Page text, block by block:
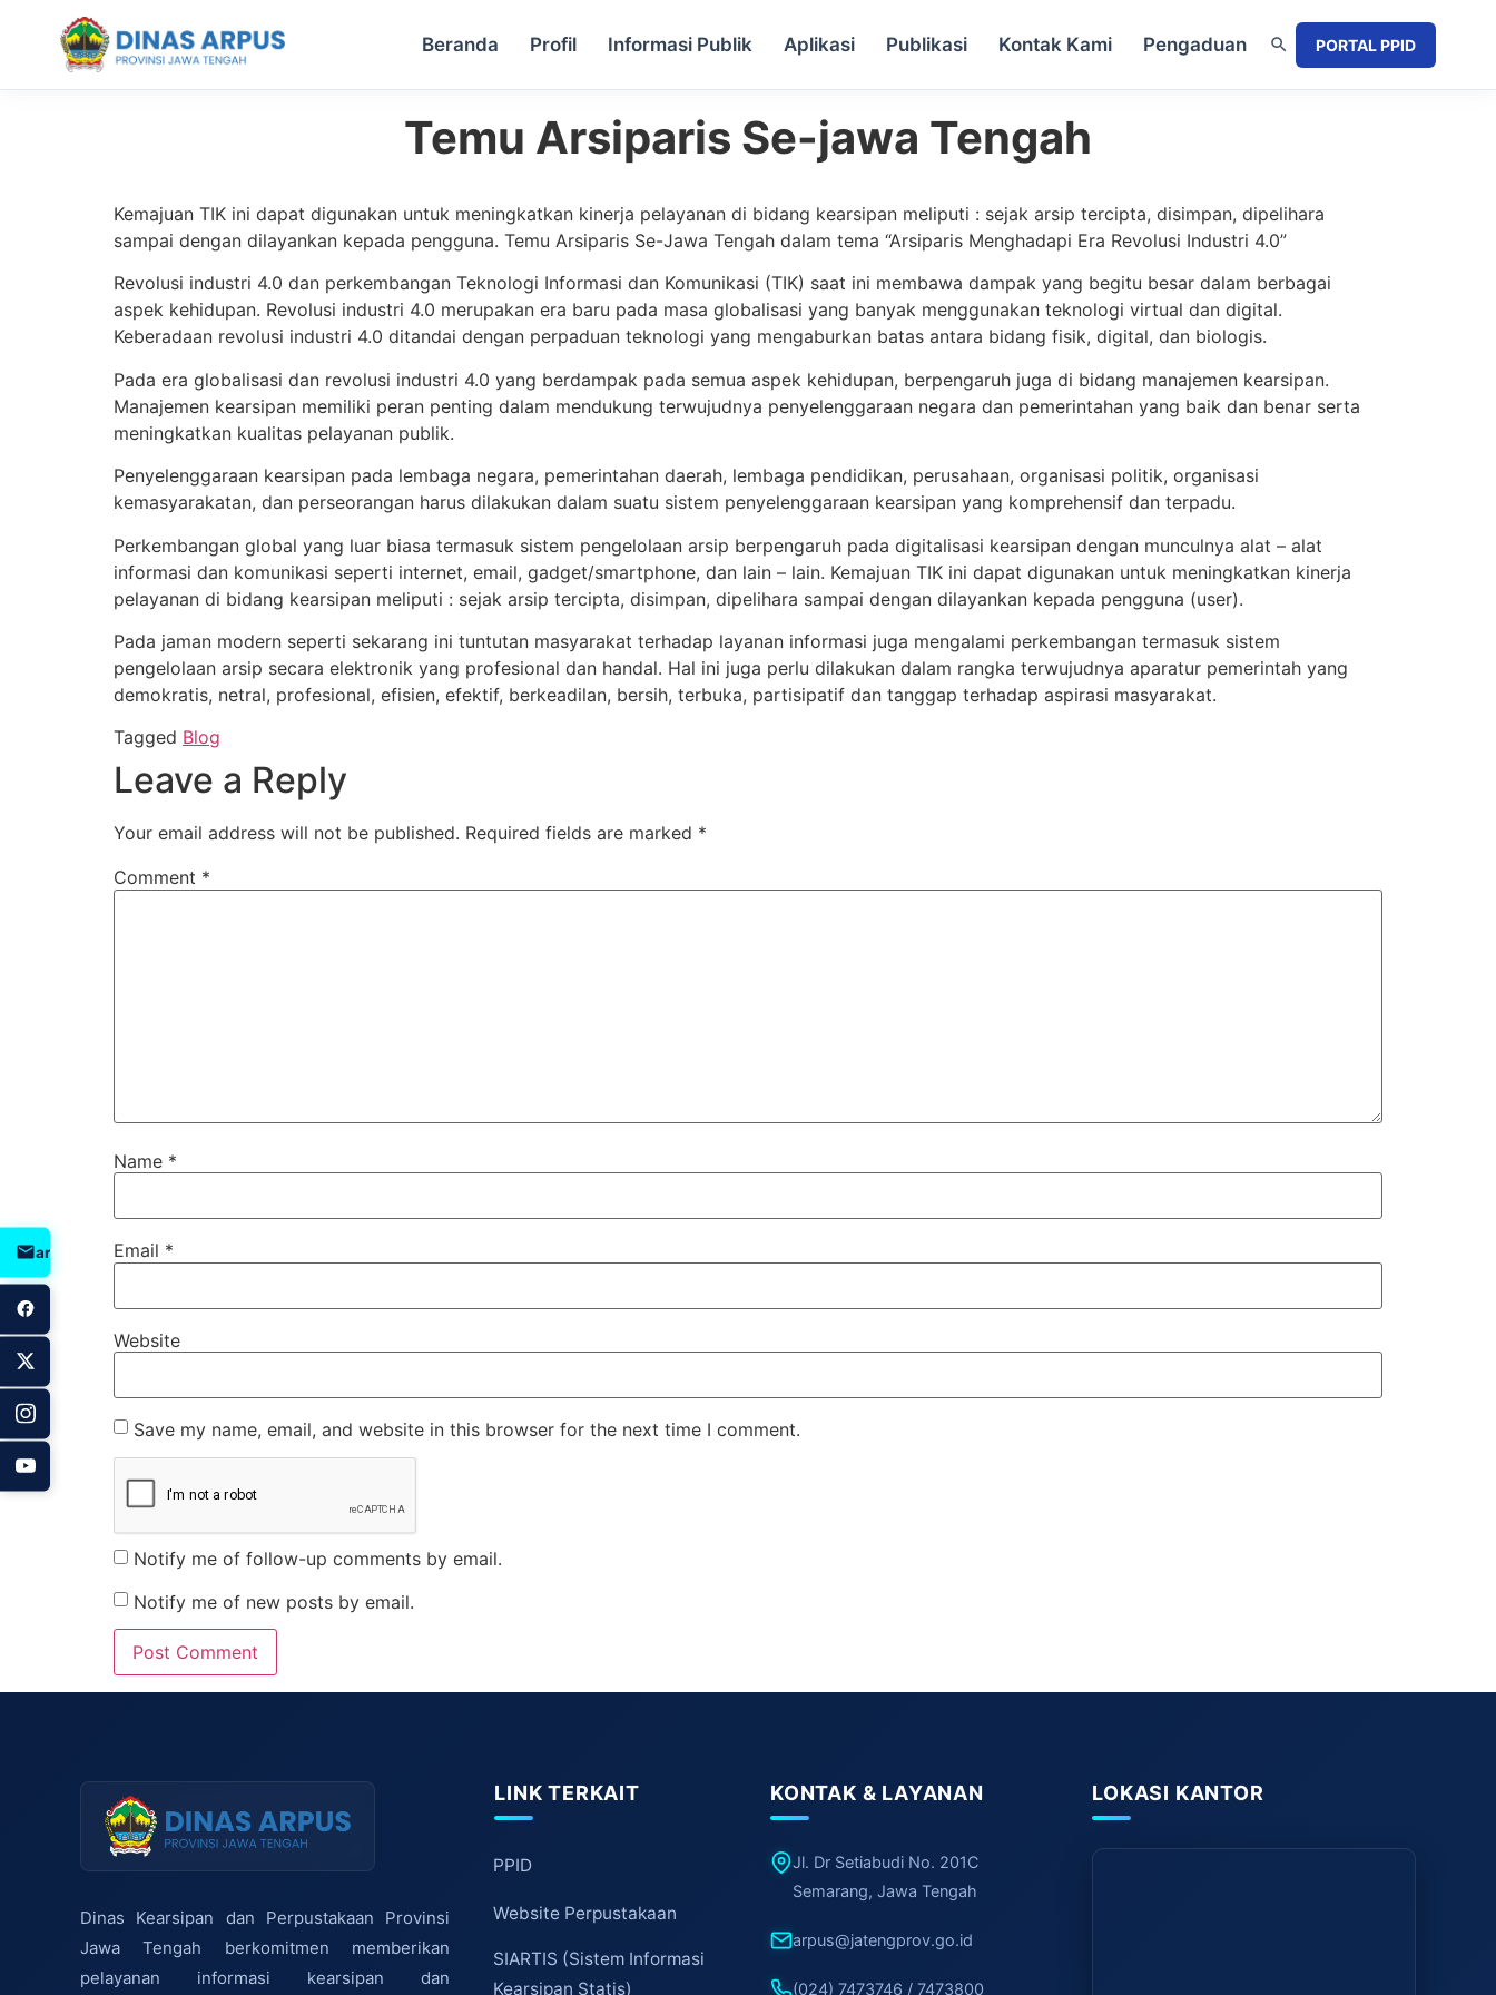
Temu Arsiparis Se-jawa Tengah
Kemajuan TIK ini dapat digunakan untuk meningkatkan kinerja pelayanan di bidang kearsipan meliputi : sejak arsip tercipta, disimpan, dipelihara
sampai dengan dilayankan kepada pengguna. Temu Arsiparis Se-Jawa Tengah dalam tema “Arsiparis Menghadapi Era Revolusi Industri 4.0”
Revolusi industri 4.0 dan perkembangan Teknologi Informasi dan Komunikasi (TIK) saat ini membawa dampak yang begitu besar dalam berbagai
aspek kehidupan. Revolusi industri 4.0 merupakan era baru pada masa globalisasi yang banyak menggunakan teknologi virtual dan digital.
Keberadaan revolusi industri 4.0 ditandai dengan perpaduan teknologi yang mengaburkan batas antara bidang fisik, digital, dan biologis.
Pada era globalisasi dan revolusi industri 4.0 yang berdampak pada semua aspek kehidupan, berpengaruh juga di bidang manajemen kearsipan.
Manajemen kearsipan memiliki peran penting dalam mendukung terwujudnya penyelenggaraan negara dan pemerintahan yang baik dan benar serta
meningkatkan kualitas pelayanan publik.
Penyelenggaraan kearsipan pada lembaga negara, pemerintahan daerah, lembaga pendidikan, perusahaan, organisasi politik, organisasi
kemasyarakatan, dan perseorangan harus dilakukan dalam suatu sistem penyelenggaraan kearsipan yang komprehensif dan terpadu.
Perkembangan global yang luar biasa termasuk sistem pengelolaan arsip berpengaruh pada digitalisasi kearsipan dengan munculnya alat – alat
informasi dan komunikasi seperti internet, email, gadget/smartphone, dan lain – lain. Kemajuan TIK ini dapat digunakan untuk meningkatkan kinerja
pelayanan di bidang kearsipan meliputi : sejak arsip tercipta, disimpan, dipelihara sampai dengan dilayankan kepada pengguna (user).
Pada jaman modern seperti sekarang ini tuntutan masyarakat terhadap layanan informasi juga mengalami perkembangan termasuk sistem
pengelolaan arsip secara elektronik yang profesional dan handal. Hal ini juga perlu dilakukan dalam rangka terwujudnya aparatur pemerintah yang
demokratis, netral, profesional, efisien, efektif, berkeadilan, bersih, terbuka, partisipatif dan tanggap terhadap aspirasi masyarakat.
Tagged Blog
Leave a Reply
Your email address will not be published. Required fields are marked *
Comment *
Name *
Email *
Website
Save my name, email, and website in this browser for the next time I comment.
Notify me of follow-up comments by email.
Notify me of new posts by email.
arpus@jatengprov.go.id
Dinas Kearsipan dan Perpustakaan Provinsi
Jawa Tengah berkomitmen memberikan
pelayanan informasi kearsipan dan
LINK TERKAIT
PPID
Website Perpustakaan
SIARTIS (Sistem Informasi
Kearsipan Statis)
KONTAK & LAYANAN
Jl. Dr Setiabudi No. 201C
Semarang, Jawa Tengah
arpus@jatengprov.go.id
(024) 7473746 / 7473800
LOKASI KANTOR
Beranda Profil Informasi Publik Aplikasi Publikasi Kontak Kami Pengaduan PORTAL PPID